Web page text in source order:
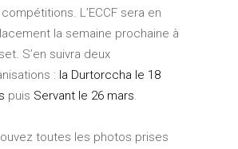
L’ECCF sera en
la semaine prochaine à
S’en suivra deux
: la Durtorccha le 18
puis Servant le 26 mars
toutes les photos prises